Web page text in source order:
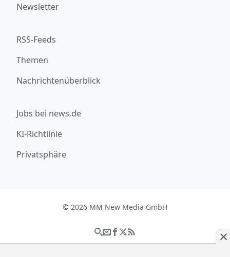
Newsletter
RSS-Feeds
Themen
Nachrichtenüberblick
Jobs bei news.de
KI-Richtlinie
Privatsphäre
© 2026 MM New Media GmbH